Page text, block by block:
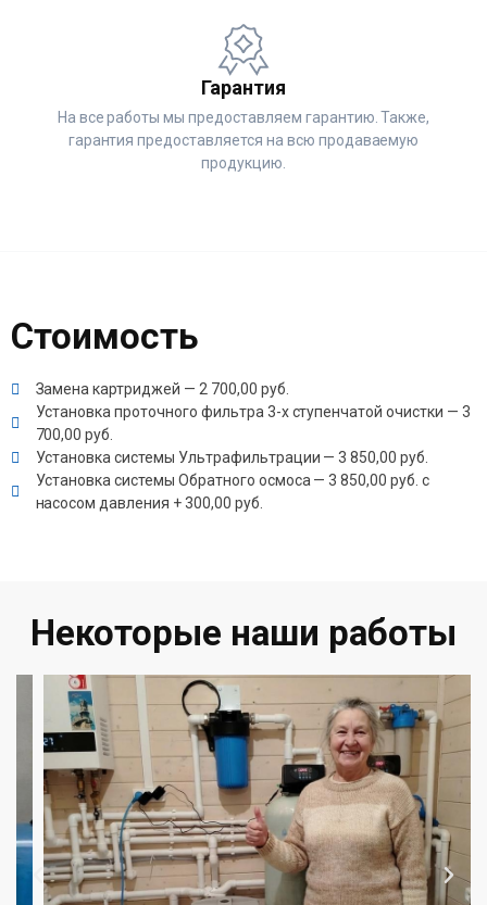
Гарантия
На все работы мы предоставляем гарантию. Также,
гарантия предоставляется на всю продаваемую
продукцию.
Стоимость
Замена картриджей — 2 700,00 руб.
Установка проточного фильтра 3-х ступенчатой очистки — 3
700,00 руб.
Установка системы Ультрафильтрации — 3 850,00 руб.
Установка системы Обратного осмоса — 3 850,00 руб. с
насосом давления + 300,00 руб.
Некоторые наши работы​